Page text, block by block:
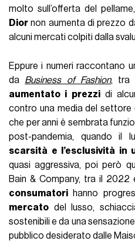
molto sull’offerta del
Dior non aumenta di prezzo
alcuni mercati colpiti dalla
Eppure i numeri raccontano
da Business of Fashion, tra
aumentato i prezzidi
contro una media del settore
che per anni è sembrata
post-pandemia, quando il
scarsità e l’esclusività in
quasi aggressiva, poi però
Bain & Company, tra il
consumatori hanno
mercato del lusso,
sostenibili e da una
pubblico desiderato dalle